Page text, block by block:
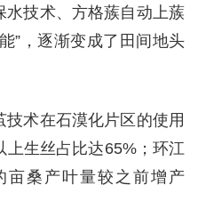
水技术、方格蔟自动上蔟
”，逐渐变成了田间地头
术在石漠化片区的使用
上生丝占比达65%；环江
亩桑产叶量较之前增产